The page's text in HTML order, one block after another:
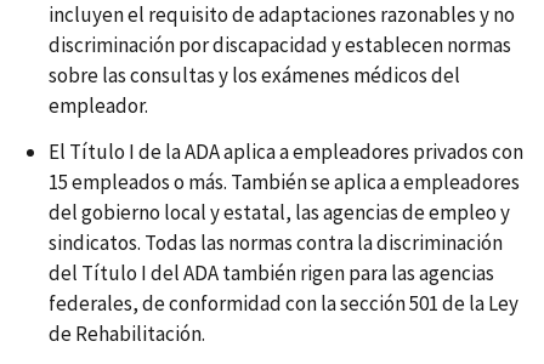
incluyen el requisito de adaptaciones razonables y no
discriminación por discapacidad y establecen normas
sobre las consultas y los exámenes médicos del
empleador.
El Título I de la ADA aplica a empleadores privados con
15 empleados o más. También se aplica a empleadores
del gobierno local y estatal, las agencias de empleo y
sindicatos. Todas las normas contra la discriminación
del Título I del ADA también rigen para las agencias
federales, de conformidad con la sección 501 de la Ley
de Rehabilitación.